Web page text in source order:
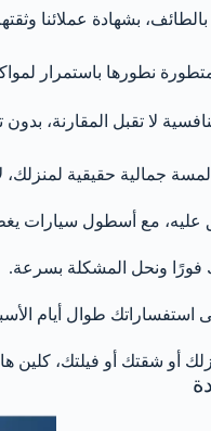
بشهادة عملائنا
نطورها باستمرار
لا تقبل المقارنة،
جمالية حقيقية
مع أسطول سيارات
ونحل المشكلة بسرعة.
طوال أيام
أو شقتك أو فيلتك، كلين